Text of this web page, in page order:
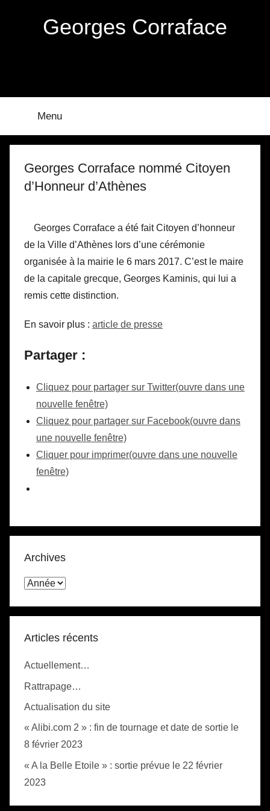
Georges Corraface
Menu
Georges Corraface nommé Citoyen
d’Honneur d’Athènes
Georges Corraface a été fait Citoyen d’honneur
de la Ville d’Athènes lors d’une cérémonie
organisée à la mairie le 6 mars 2017. C’est le maire
de la capitale grecque, Georges Kaminis, qui lui a
remis cette distinction.
En savoir plus : article de presse
Partager :
Cliquez pour partager sur Twitter(ouvre dans une
nouvelle fenêtre)
Cliquez pour partager sur Facebook(ouvre dans
une nouvelle fenêtre)
Cliquer pour imprimer(ouvre dans une nouvelle
fenêtre)
Archives
Articles récents
Actuellement…
Rattrapage…
Actualisation du site
« Alibi.com 2 » : fin de tournage et date de sortie le
8 février 2023
« A la Belle Etoile » : sortie prévue le 22 février
2023